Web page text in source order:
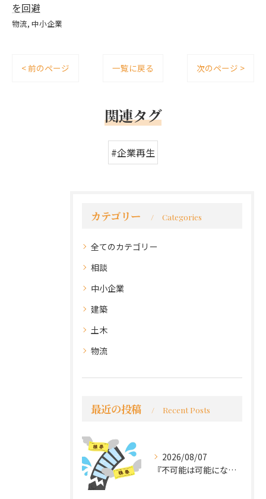
を回避
物流 中小企業
< 前のページ 一覧に戻る 次のページ >
関連タグ
#企業再生
カテゴリー Categories
全てのカテゴリー
相談
中小企業
建築
土木
物流
最近の投稿 Recent Posts
2026/08/07
『不可能は可能になる』